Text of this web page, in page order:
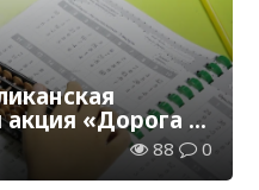
акция «Дорога в
88 0